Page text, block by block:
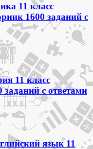
11 класс
1600 заданий с
11 класс
заданий с ответами
язык 11